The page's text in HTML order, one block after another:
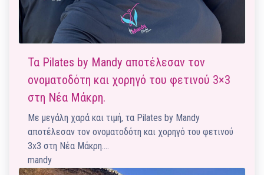
Τα Pilates by Mandy αποτέλεσαν τον
ονοματοδότη και χορηγό του φετινού 3×3
στη Νέα Μάκρη.
Με μεγάλη χαρά και τιμή, τα Pilates by Mandy
αποτέλεσαν τον ονοματοδότη και χορηγό του φετινού
3x3 στη Νέα Μάκρη.…
mandy